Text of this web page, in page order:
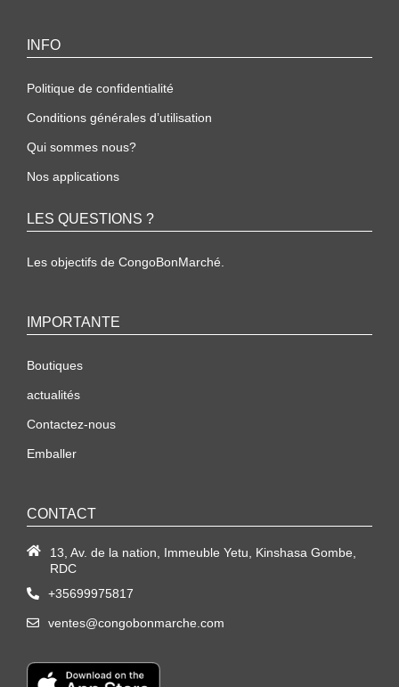
INFO
Politique de confidentialité
Conditions générales d’utilisation
Qui sommes nous?
Nos applications
LES QUESTIONS ?
Les objectifs de CongoBonMarché.
IMPORTANTE
Boutiques
actualités
Contactez-nous
Emballer
CONTACT
13, Av. de la nation, Immeuble Yetu, Kinshasa Gombe,
RDC
+35699975817
ventes@congobonmarche.com